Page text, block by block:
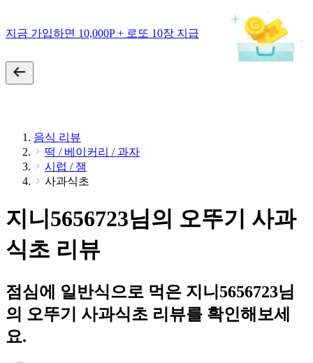
지금 가입하면 10,000P + 로또 10장 지급
음식 리뷰
떡 / 베이커리 / 과자
시럽 / 잼
사과식초
지니5656723님의 오뚜기 사과
식초 리뷰
점심에 일반식으로 먹은 지니5656723님
의 오뚜기 사과식초 리뷰를 확인해보세
요.